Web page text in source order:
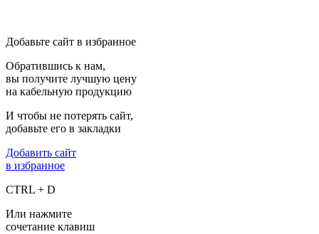
Добавьте сайт в избранное
Обратившись к нам,
вы получите лучшую цену
на кабельную продукцию
И чтобы не потерять сайт,
добавьте его в закладки
Добавить сайт
в избранное
CTRL + D
Или нажмите
сочетание клавиш